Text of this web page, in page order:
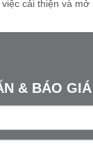
việc cải thiện và
và thúc đẩy tăng
& BÁO